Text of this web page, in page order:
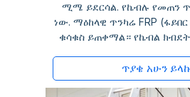
ሚሜ ይደርሳል. የኬብሉ የመጠን
ነው. ማዕከላዊ ጥንካሬ FRP
ቁሳቁስ ይጠቀማል። የኬብል
ጥያቄ አሁን